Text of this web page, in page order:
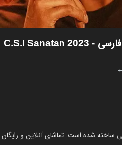
- C.S.I Sanatan 2023